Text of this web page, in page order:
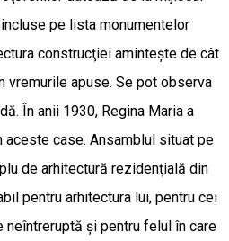
pe lista monumentelor
construcţiei aminteşte de cât
vremurile apuse. Se pot observa
În anii 1930, Regina Maria a
case. Ansamblul situat pe
de arhitectură rezidenţială din
pentru arhitectura lui, pentru cei
neîntreruptă şi pentru felul în care